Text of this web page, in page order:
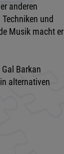
anderen
und
Musik macht er
Barkan
alternativen